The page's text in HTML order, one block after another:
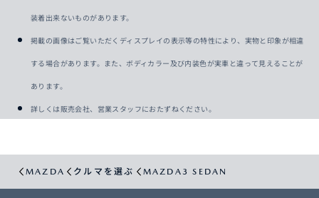
装着出来ないものがあります。
掲載の画像はご覧いただくディスプレイの表示等の特性により、実物と印象が相違
する場合があります。また、ボディカラー及び内装色が実車と違って見えることが
あります。
詳しくは販売会社、営業スタッフにおたずねください。
MAZDA クルマを選ぶ MAZDA3 SEDAN